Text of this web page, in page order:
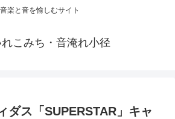
音楽と音を愉しむサイト
こみち・音淹れ小径
ダス「SUPERSTAR」キャ